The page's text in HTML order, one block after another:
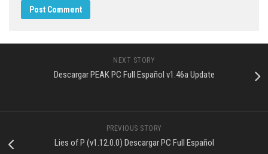
NEXT STORY
Descargar PEAK PC Full Español v1.46a Update
PREVIOUS STORY
Lies of P (v1.12.0.0) Descargar PC Full Español